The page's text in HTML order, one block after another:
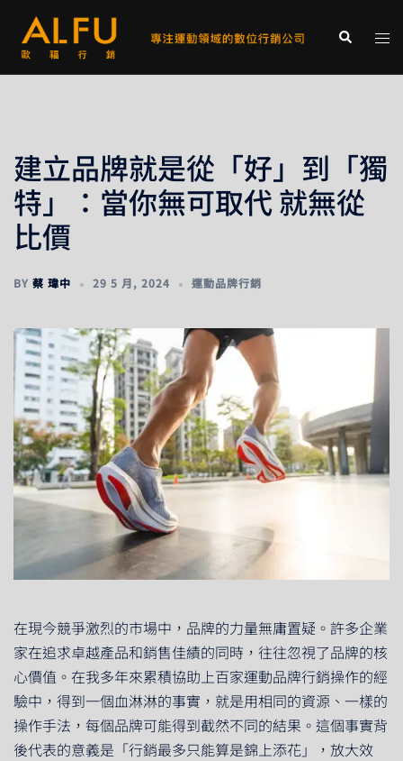
Search
建立品牌就是從「好」到「獨
特」：當你無可取代 就無從
比價
BY 蔡 瑋中 29 5 月, 2024 運動品牌行銷
在現今競爭激烈的市場中，品牌的力量無庸置疑。許多企業
家在追求卓越產品和銷售佳績的同時，往往忽視了品牌的核
心價值。在我多年來累積協助上百家運動品牌行銷操作的經
驗中，得到一個血淋淋的事實，就是用相同的資源、一樣的
操作手法，每個品牌可能得到截然不同的結果。這個事實背
後代表的意義是「行銷最多只能算是錦上添花」，放大效